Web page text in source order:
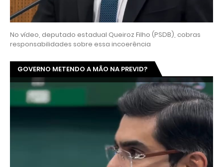
No vídeo, deputado estadual Queiroz Filho (PSDB), cobras
responsabilidades sobre essa incoerência
GOVERNO METENDO A MÃO NA PREVID?